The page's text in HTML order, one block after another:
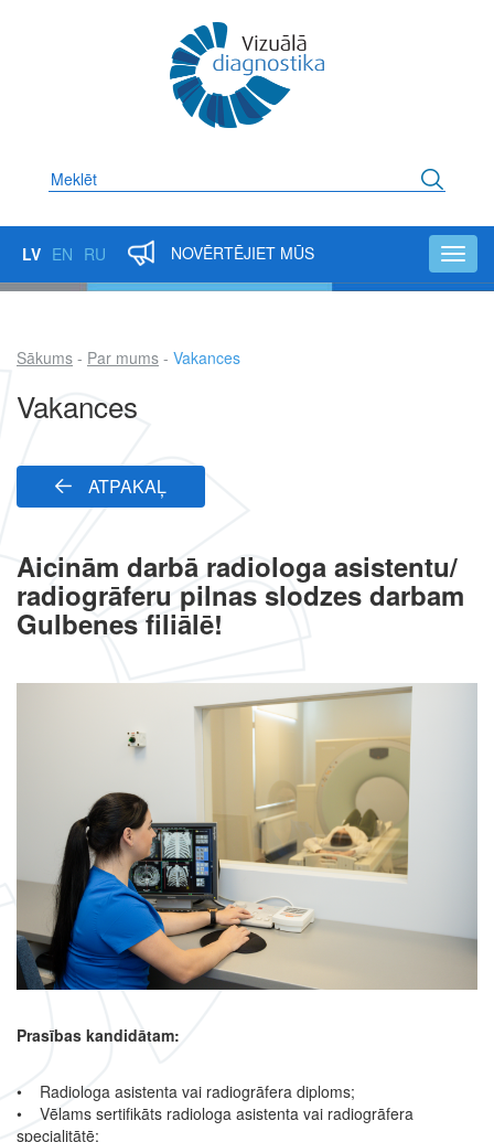
Meklēt
LV EN RU NOVĒRTĒJIET MŪS
Atpakaļceļš
Sākums Par mums Vakances
Vakances
ATPAKAĻ
Aicinām darbā radiologa asistentu/
radiogrāferu pilnas slodzes darbam
Gulbenes filiālē!
Prasības kandidātam:
• Radiologa asistenta vai radiogrāfera diploms;
• Vēlams sertifikāts radiologa asistenta vai radiogrāfera
specialitātē;